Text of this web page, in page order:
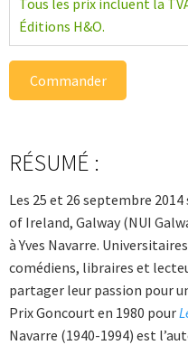
Éditions H&O.
Commander
RÉSUMÉ :
Les 25 et 26 septembre
of Ireland, Galway (NUI
à Yves Navarre.
comédiens, libraires et
partager leur passion pour
Prix Goncourt en 1980 pour
Navarre (1940-1994) est